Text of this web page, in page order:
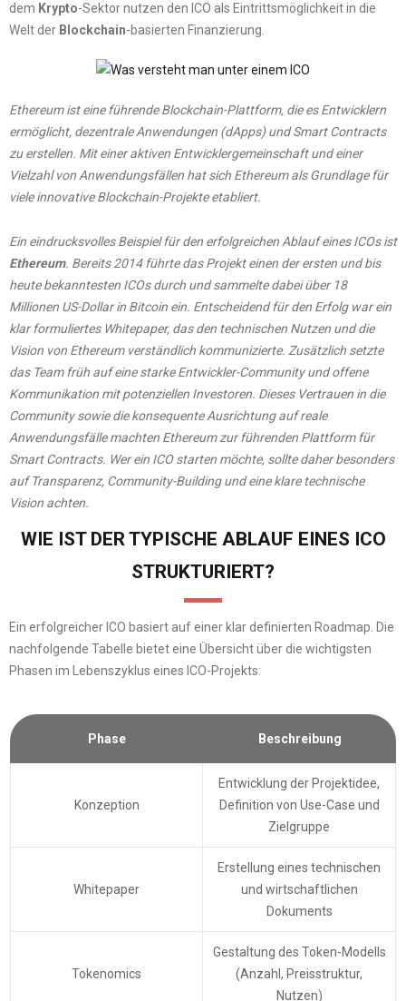
dem Krypto-Sektor nutzen den ICO als Eintrittsmöglichkeit in die
Welt der Blockchain-basierten Finanzierung.
Ethereum ist eine führende Blockchain-Plattform, die es Entwicklern
ermöglicht, dezentrale Anwendungen (dApps) und Smart Contracts
zu erstellen. Mit einer aktiven Entwicklergemeinschaft und einer
Vielzahl von Anwendungsfällen hat sich Ethereum als Grundlage für
viele innovative Blockchain-Projekte etabliert.
Ein eindrucksvolles Beispiel für den erfolgreichen Ablauf eines ICOs ist
Ethereum. Bereits 2014 führte das Projekt einen der ersten und bis
heute bekanntesten ICOs durch und sammelte dabei über 18
Millionen US-Dollar in Bitcoin ein. Entscheidend für den Erfolg war ein
klar formuliertes Whitepaper, das den technischen Nutzen und die
Vision von Ethereum verständlich kommunizierte. Zusätzlich setzte
das Team früh auf eine starke Entwickler-Community und offene
Kommunikation mit potenziellen Investoren. Dieses Vertrauen in die
Community sowie die konsequente Ausrichtung auf reale
Anwendungsfälle machten Ethereum zur führenden Plattform für
Smart Contracts. Wer ein ICO starten möchte, sollte daher besonders
auf Transparenz, Community-Building und eine klare technische
Vision achten.
WIE IST DER TYPISCHE ABLAUF EINES ICO
STRUKTURIERT?
Ein erfolgreicher ICO basiert auf einer klar definierten Roadmap. Die
nachfolgende Tabelle bietet eine Übersicht über die wichtigsten
Phasen im Lebenszyklus eines ICO-Projekts:
Phase Beschreibung
Konzeption
Entwicklung der Projektidee,
Definition von Use-Case und
Zielgruppe
Whitepaper
Erstellung eines technischen
und wirtschaftlichen
Dokuments
Tokenomics
Gestaltung des Token-Modells
(Anzahl, Preisstruktur,
Nutzen)